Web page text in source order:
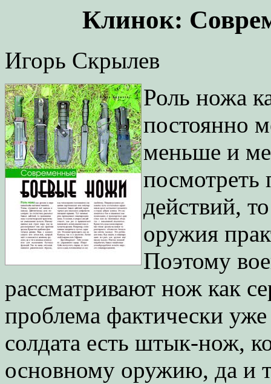
Клинок:
Игорь Скрылев
Роль ножа
постоянно
меньше и
посмотреть
действий,
оружия
Поэтому
рассматривают нож как
проблема фактически
солдата есть штык-нож,
основному оружию, да и